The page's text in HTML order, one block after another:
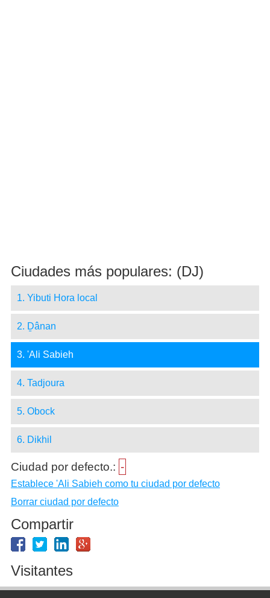
Ciudades más populares: (DJ)
1. Yibuti Hora local
2. Ḏânan
3. 'Ali Sabieh
4. Tadjoura
5. Obock
6. Dikhil
Ciudad por defecto.: -
Establece 'Ali Sabieh como tu ciudad por defecto
Borrar ciudad por defecto
Compartir
Visitantes